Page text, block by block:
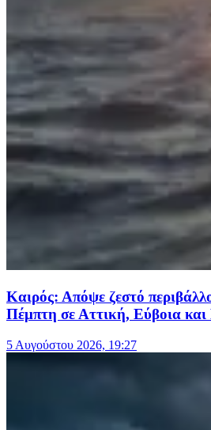
Καιρός: Απόψε ζεστό
Πέμπτη σε Αττική, Εύβοια και
5 Αυγούστου 2026, 19:27